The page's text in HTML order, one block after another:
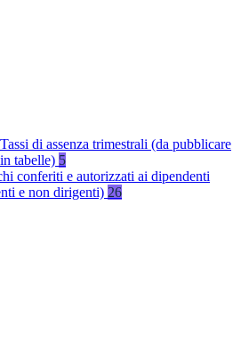
Tassi di assenza trimestrali (da pubblicare
in tabelle) 5
conferiti e autorizzati ai dipendenti
e non dirigenti) 26